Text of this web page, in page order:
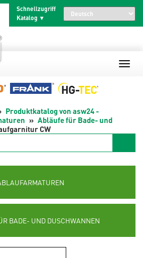
Schnellzugriff
Katalog
Produktkatalog von asw24 -
Abläufe für Bade- und
CW
BADE- UND DUSCHWANNEN